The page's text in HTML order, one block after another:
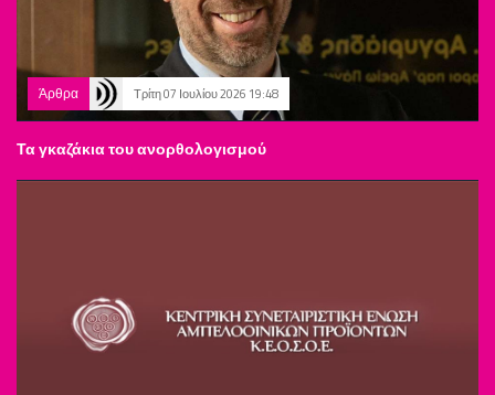
Άρθρα Τρίτη 07 Ιουλίου 2026 19:48
Τα γκαζάκια του ανορθολογισμού